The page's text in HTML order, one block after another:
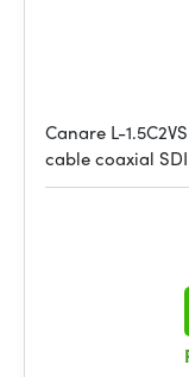
Canare L-
cable coaxial